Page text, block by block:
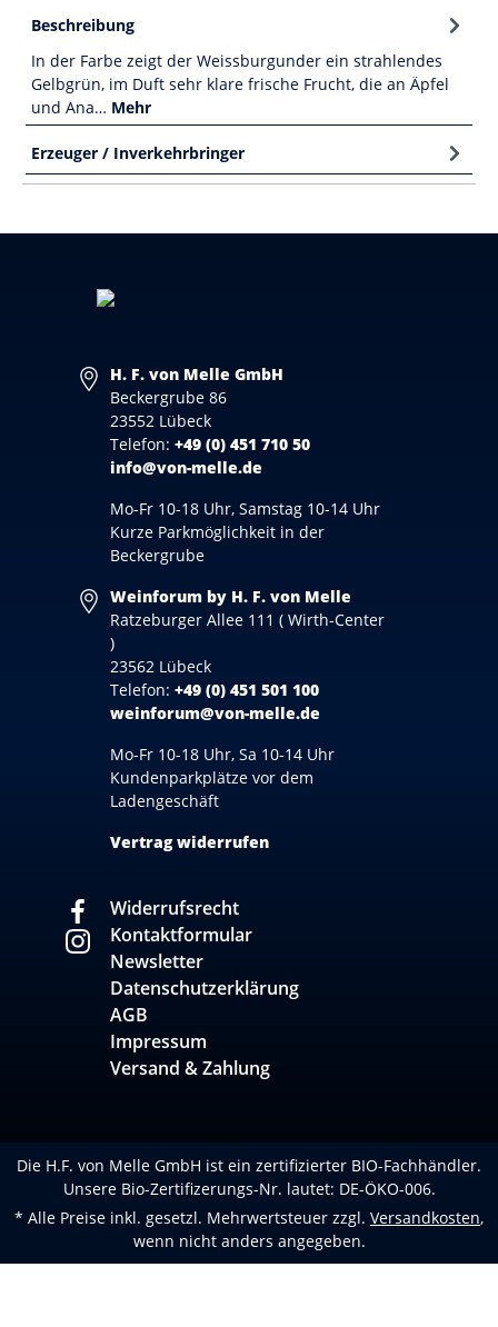
Beschreibung
In der Farbe zeigt der Weissburgunder ein strahlendes
Gelbgrün, im Duft sehr klare frische Frucht, die an Äpfel
und Ana… Mehr
Erzeuger / Inverkehrbringer
H. F. von Melle GmbH
Beckergrube 86
23552 Lübeck
Telefon: +49 (0) 451 710 50
info@von-melle.de
Mo-Fr 10-18 Uhr, Samstag 10-14 Uhr
Kurze Parkmöglichkeit in der
Beckergrube
Weinforum by H. F. von Melle
Ratzeburger Allee 111 ( Wirth-Center
)
23562 Lübeck
Telefon: +49 (0) 451 501 100
weinforum@von-melle.de
Mo-Fr 10-18 Uhr, Sa 10-14 Uhr
Kundenparkplätze vor dem
Ladengeschäft
Vertrag widerrufen
Widerrufsrecht
Kontaktformular
Newsletter
Datenschutzerklärung
AGB
Impressum
Versand & Zahlung
Die H.F. von Melle GmbH ist ein zertifizierter BIO-Fachhändler.
Unsere Bio-Zertifizerungs-Nr. lautet: DE-ÖKO-006.
* Alle Preise inkl. gesetzl. Mehrwertsteuer zzgl. Versandkosten,
wenn nicht anders angegeben.